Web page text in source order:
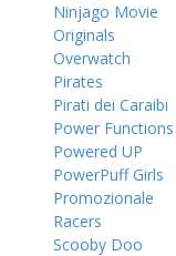
Ninjago Movie
Originals
Overwatch
Pirates
Pirati dei Caraibi
Power Functions
Powered UP
PowerPuff Girls
Promozionale
Racers
Scooby Doo